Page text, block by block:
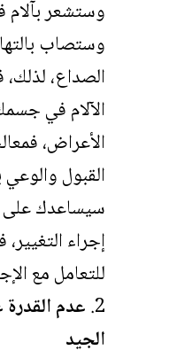
وستشعر
وستصاب
الصداع،
الآلام في
الأعراض،
القبول
سيساعدك على
إجراء
للتعامل مع
عدم
الجيد